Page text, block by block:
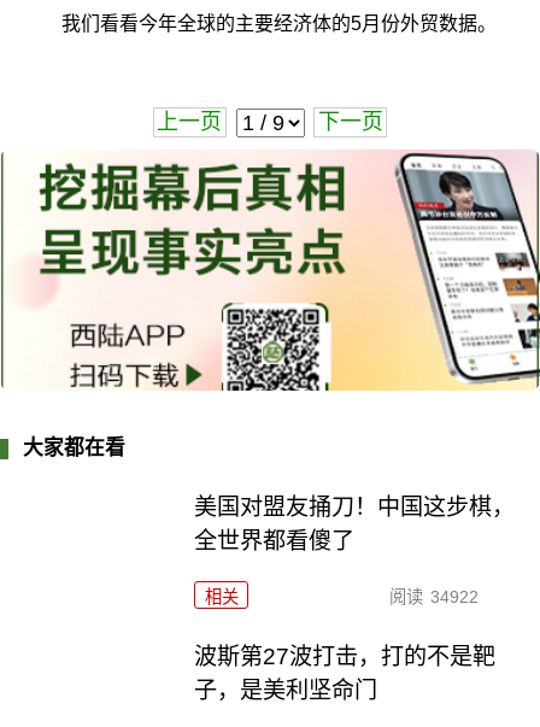
我们看看今年全球的主要经济体的5月份外贸数据。
上一页 下一页
大家都在看
美国对盟友捅刀！中国这步棋，
全世界都看傻了
相关 阅读 34922
波斯第27波打击，打的不是靶
子，是美利坚命门